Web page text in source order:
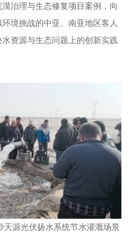
治理与生态修复项目案例，向
境挑战的中亚、南亚地区客人
资源与生态问题上的创新实践
天源光伏扬水系统节水灌溉场景